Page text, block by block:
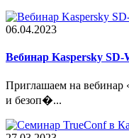
06.04.2023
Вебинар Kaspersky SD-
Приглашаем на вебинар
и безоп�...